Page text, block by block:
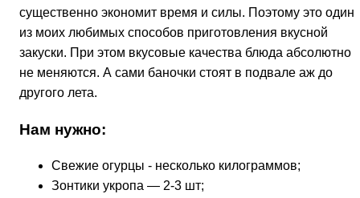
существенно экономит время и силы. Поэтому это один
из моих любимых способов приготовления вкусной
закуски. При этом вкусовые качества блюда абсолютно
не меняются. А сами баночки стоят в подвале аж до
другого лета.
Нам нужно:
Свежие огурцы - несколько килограммов;
Зонтики укропа — 2-3 шт;